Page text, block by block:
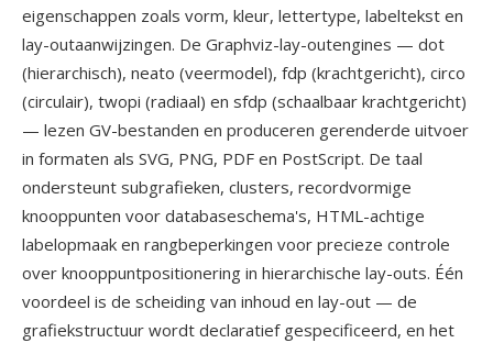
eigenschappen zoals vorm, kleur, lettertype, labeltekst en
lay-outaanwijzingen. De Graphviz-lay-outengines — dot
(hierarchisch), neato (veermodel), fdp (krachtgericht), circo
(circulair), twopi (radiaal) en sfdp (schaalbaar krachtgericht)
— lezen GV-bestanden en produceren gerenderde uitvoer
in formaten als SVG, PNG, PDF en PostScript. De taal
ondersteunt subgrafieken, clusters, recordvormige
knooppunten voor databaseschema's, HTML-achtige
labelopmaak en rangbeperkingen voor precieze controle
over knooppuntpositionering in hierarchische lay-outs. Één
voordeel is de scheiding van inhoud en lay-out — de
grafiekstructuur wordt declaratief gespecificeerd, en het